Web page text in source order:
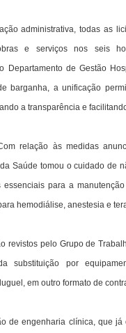
administrativa, todas as
e serviços nos seis
Departamento de Gestão
barganha, a unificação
a transparência e
relação às medidas
Saúde tomou o cuidado de
essenciais para a
hemodiálise, anestesia e
revistos pelo Grupo de
substituição por
em outro formato de
de engenharia clínica, que já